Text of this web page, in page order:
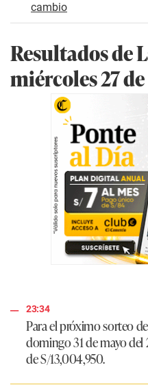
cambio
Resultados de
miércoles 27
23:34
Para el próximo sorteo
domingo 31 de mayo del
deS/13,004,950.